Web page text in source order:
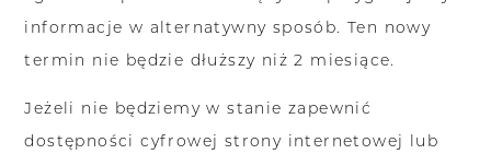
informacje w alternatywny sposób. Ten nowy
termin nie będzie dłuższy niż 2 miesiące.
Jeżeli nie będziemy w stanie zapewnić
dostępności cyfrowej strony internetowej lub